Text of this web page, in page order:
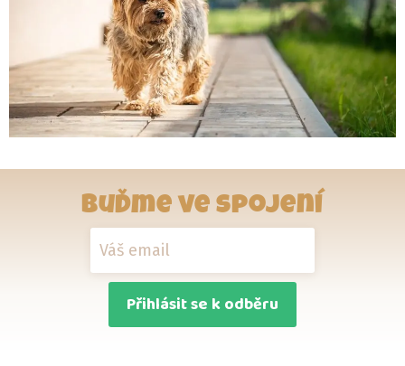
Buďme ve spojení
Přihlásit se k odběru